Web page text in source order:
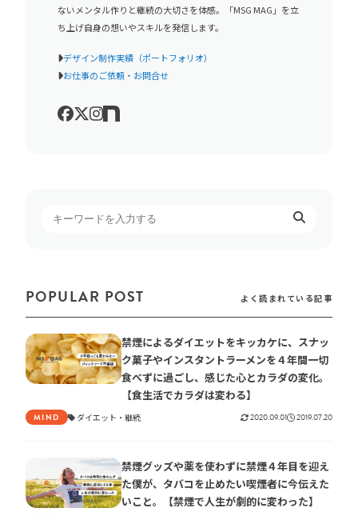
ないメンタル作りと継続の大切さを体感。「MSG MAG」を立
ち上げ自身の想いやスキルを発信します。
デザイン制作実績（ポートフォリオ）
お仕事のご依頼・お問合せ
POPULAR POST よく読まれている記事
禁煙によるダイエットをキッカケに、スナッ
ク菓子やインスタントラーメンを４年間一切
食べずに過ごし、感じた心とカラダの変化。
【食生活でカラダは変わる】
MIND ダイエット 継続 2020.09.01 2019.07.20
禁煙グッズや薬を使わずに禁煙４年目を迎え
た僕が、タバコを止めたい喫煙者に今伝えた
いこと。【禁煙で人生が劇的に変わった】